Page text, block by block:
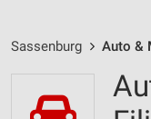
Sassenburg Auto &